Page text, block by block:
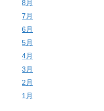
8月
7月
6月
5月
4月
3月
2月
1月